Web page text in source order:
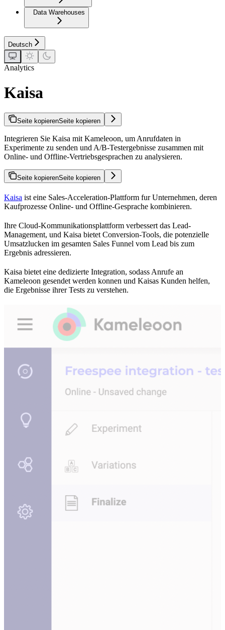
Data Warehouses
Deutsch
Analytics
Kaisa
Seite kopierenSeite kopieren
Integrieren Sie Kaisa mit Kameleoon, um Anrufdaten in
Experimente zu senden und A/B-Testergebnisse zusammen mit
Online- und Offline-Vertriebsgesprachen zu analysieren.
Seite kopierenSeite kopieren
Kaisa ist eine Sales-Acceleration-Plattform fur Unternehmen, deren
Kaufprozesse Online- und Offline-Gesprache kombinieren.
Ihre Cloud-Kommunikationsplattform verbessert das Lead-
Management, und Kaisa bietet Conversion-Tools, die potenzielle
Umsatzlucken im gesamten Sales Funnel vom Lead bis zum
Ergebnis adressieren.
Kaisa bietet eine dedizierte Integration, sodass Anrufe an
Kameleoon gesendet werden konnen und Kaisas Kunden helfen,
die Ergebnisse ihrer Tests zu verstehen.